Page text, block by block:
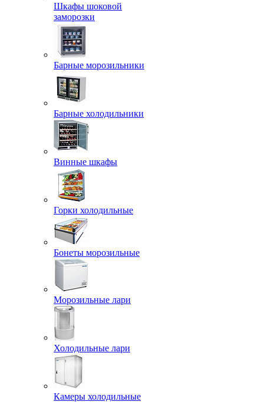
Шкафы шоковой
заморозки
Барные морозильники
Барные холодильники
Винные шкафы
Горки холодильные
Бонеты морозильные
Морозильные лари
Холодильные лари
Камеры холодильные